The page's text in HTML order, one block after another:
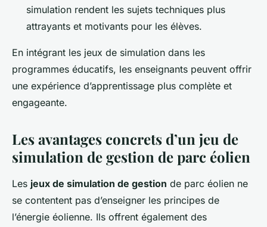
simulation rendent les sujets techniques plus
attrayants et motivants pour les élèves.
En intégrant les jeux de simulation dans les
programmes éducatifs, les enseignants peuvent offrir
une expérience d’apprentissage plus complète et
engageante.
Les avantages concrets d’un jeu de
simulation de gestion de parc éolien
Les jeux de simulation de gestion de parc éolien ne
se contentent pas d’enseigner les principes de
l’énergie éolienne. Ils offrent également des